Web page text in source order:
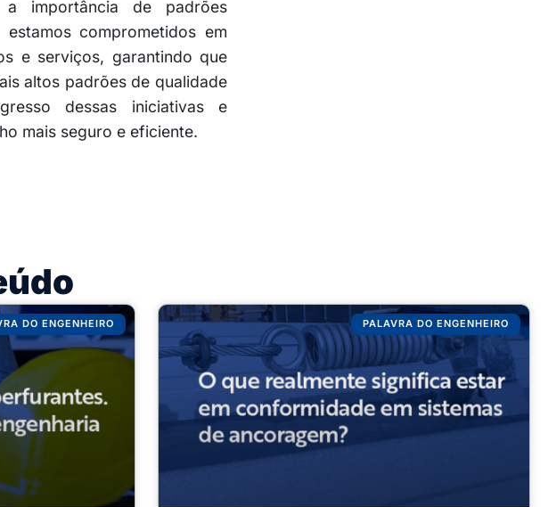
a importância de padrões
comprometidos em
e serviços, garantindo que
altos padrões de qualidade
dessas iniciativas e
mais seguro e eficiente.
DO ENGENHEIRO PALAVRA DO ENGENHEIRO